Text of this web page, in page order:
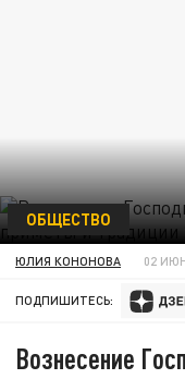
ОБЩЕСТВО
ЮЛИЯ КОНОНОВА 02
ПОДПИШИТЕСЬ:
Вознесение